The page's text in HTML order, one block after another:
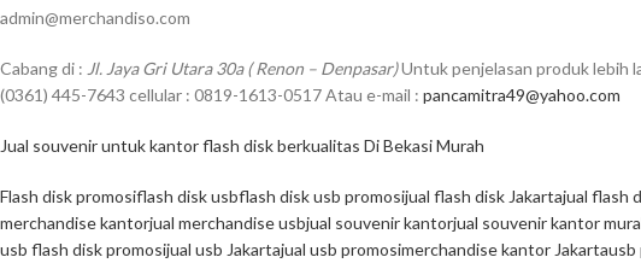
admin@merchandiso.com
Cabang di : Jl. Jaya Gri Utara 30a ( Renon – Denpasar)Untuk penjelasan produk lebih
(0361) 445-7643 cellular : 0819-1613-0517 Atau e-mail : pancamitra49@yahoo.com
Jual souvenir untuk kantor flash disk berkualitas Di Bekasi Murah
Flash disk promosiflash disk usbflash disk usb promosijual flash disk Jakartajual flash
merchandise kantorjual merchandise usbjual souvenir kantorjual souvenir kantor
usb flash disk promosijual usb Jakartajual usb promosimerchandise kantor Jakartausb